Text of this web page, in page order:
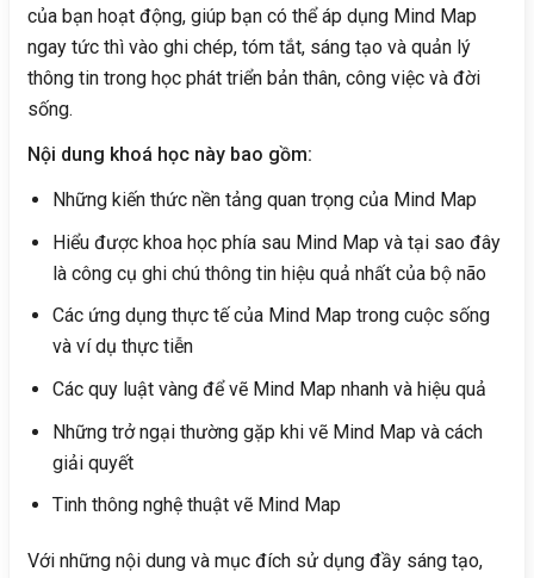
của bạn hoạt động, giúp bạn có thể áp dụng Mind Map
ngay tức thì vào ghi chép, tóm tắt, sáng tạo và quản lý
thông tin trong học phát triển bản thân, công việc và đời
sống.
Nội dung khoá học này bao gồm:
Những kiến thức nền tảng quan trọng của Mind Map
Hiểu được khoa học phía sau Mind Map và tại sao đây
là công cụ ghi chú thông tin hiệu quả nhất của bộ não
Các ứng dụng thực tế của Mind Map trong cuộc sống
và ví dụ thực tiễn
Các quy luật vàng để vẽ Mind Map nhanh và hiệu quả
Những trở ngại thường gặp khi vẽ Mind Map và cách
giải quyết
Tinh thông nghệ thuật vẽ Mind Map
Với những nội dung và mục đích sử dụng đầy sáng tạo,